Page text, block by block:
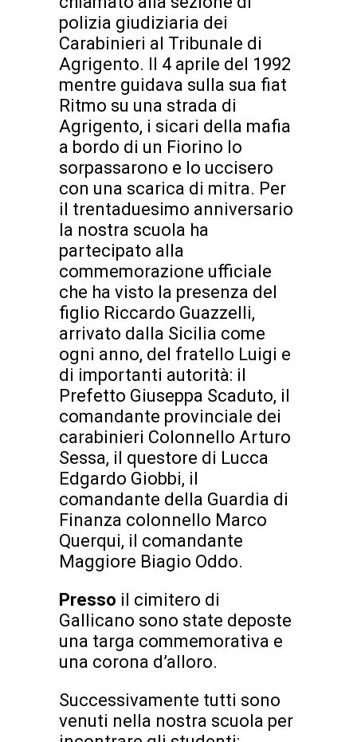
polizia giudiziaria dei
Carabinieri al Tribunale di
Agrigento. Il 4 aprile del 1992
mentre guidava sulla sua fiat
Ritmo su una strada di
Agrigento, i sicari della mafia
a bordo di un Fiorino lo
sorpassarono e lo uccisero
con una scarica di mitra. Per
il trentaduesimo anniversario
la nostra scuola ha
partecipato alla
commemorazione ufficiale
che ha visto la presenza del
figlio Riccardo Guazzelli,
arrivato dalla Sicilia come
ogni anno, del fratello Luigi e
di importanti autorità: il
Prefetto Giuseppa Scaduto, il
comandante provinciale dei
carabinieri Colonnello Arturo
Sessa, il questore di Lucca
Edgardo Giobbi, il
comandante della Guardia di
Finanza colonnello Marco
Querqui, il comandante
Maggiore Biagio Oddo.
Presso il cimitero di
Gallicano sono state deposte
una targa commemorativa e
una corona d’alloro.
Successivamente tutti sono
venuti nella nostra scuola per